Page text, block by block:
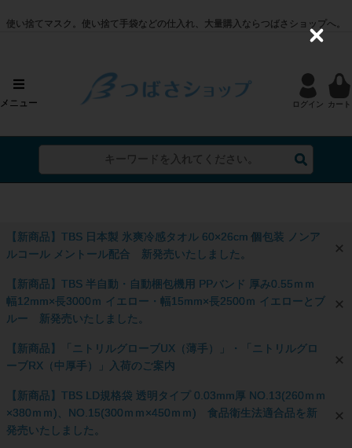
【新商品】TBS 日本製 氷爽冷感タオル 60×26cm 個包装 ノンア
ルコール メントール配合 新発売いたしました。
【新商品】TBS 半自動・自動梱包機用 PPバンド 厚み0.55ｍｍ
幅12mm×長3000ｍ イエロー・幅15mm×長2500ｍ イエローとブ
ルー 新発売いたしました。
【新商品】「ニトリルグローブUX（薄手）」・「ニトリルグロ
ーブRX（中厚手）」入荷のご案内
【新商品】TBS LD規格袋 透明タイプ 0.03mm厚 NO.13(260ｍｍ
×380ｍｍ)、NO.15(300ｍｍ×450ｍｍ) 食品衛生法適合品を新
発売いたしました。
使い捨てマスク。使い捨て手袋などの仕入れ、大量購入ならつばさショップへ。
メニュー ログイン カート
C